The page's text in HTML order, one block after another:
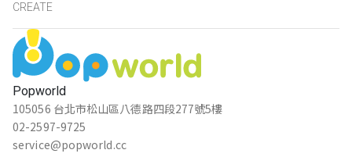
Popworld
105056 台北市松山區八德路四段277號5樓
02-2597-9725
service@popworld.cc
CREATE